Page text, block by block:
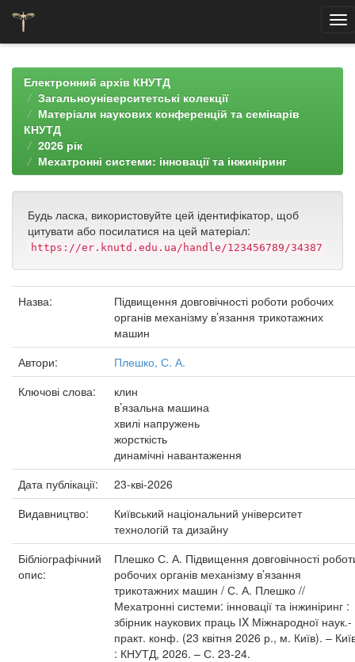
navigationЕлектронний архів КНУТД
Загальноуніверситетські колекції
Матеріали наукових конференцій та семінарів
КНУТД
2026 рік
Мехатронні системи: інновації та інжиніринг
Будь ласка, використовуйте цей ідентифікатор, щоб
цитувати або посилатися на цей матеріал:
https://er.knutd.edu.ua/handle/123456789/34387
Назва:
Підвищення довговічності роботи робочих
органів механізму в’язання трикотажних
машин
Автори:
Плешко, С. А.
Ключові слова:
клин
в’язальна машина
хвилі напружень
жорсткість
динамічні навантаження
Дата публікації:
23-кві-2026
Видавництво:
Київський національний університет
технологій та дизайну
Бібліографічний
опис:
Плешко С. А. Підвищення довговічності
робочих органів механізму в’язання
трикотажних машин / С. А. Плешко //
Мехатронні системи: інновації та інжиніринг :
збірник наукових праць ІX Міжнародної наук.-
практ. конф. (23 квітня 2026 р., м. Київ). –
: КНУТД, 2026. – С. 23-24.